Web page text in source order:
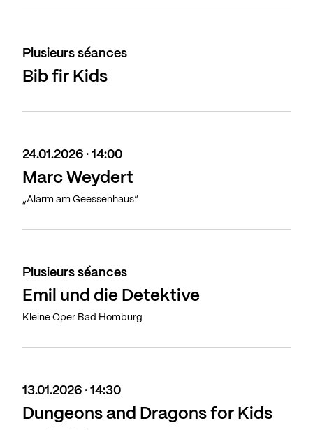
Plusieurs séances
Bib fir Kids
24.01.2026 · 14:00
Marc Weydert
„Alarm am Geessenhaus“
Plusieurs séances
Emil und die Detektive
Kleine Oper Bad Homburg
13.01.2026 · 14:30
Dungeons and Dragons for Kids